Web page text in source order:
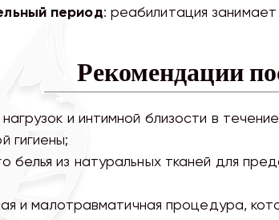
период: реабилитация занимает
Рекомендации
и интимной близости в течение
гигиены;
белья из натуральных тканей для
и малотравматичная процедура,